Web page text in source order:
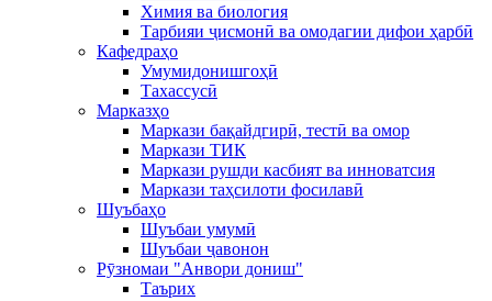
Химия ва биология
Тарбияи ҷисмонӣ ва омодагии дифои ҳарбӣ
Кафедраҳо
Умумидонишгоҳӣ
Тахассусӣ
Марказҳо
Маркази бақайдгирӣ, тестӣ ва омор
Маркази ТИК
Маркази рушди касбият ва инноватсия
Маркази таҳсилоти фосилавӣ
Шуъбаҳо
Шуъбаи умумӣ
Шуъбаи ҷавонон
Рӯзномаи "Анвори дониш"
Таърих